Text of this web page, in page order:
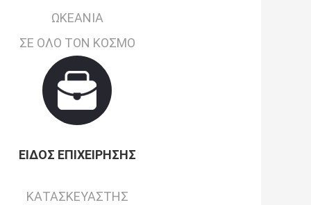
ΩΚΕΑΝΊΑ
ΣΕ ΌΛΟ ΤΟΝ ΚΌΣΜΟ
ΕΊΔΟΣ ΕΠΙΧΕΊΡΗΣΗΣ
ΚΑΤΑΣΚΕΥΑΣΤΉΣ